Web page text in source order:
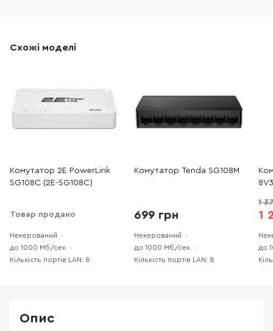
Схожі моделі
Комутатор 2E PowerLink
SG108C (2E-SG108C)
Товар продано
Некерований
до 1000 Мб/сек
Кількість портів LAN: 8
Комутатор Tenda SG108M
699 грн
Некерований
до 1000 Мб/сек
Кількість портів LAN: 8
1
1
до
Опис